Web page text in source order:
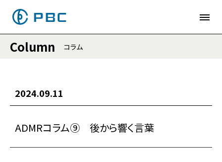
Column コラム
2024.09.11
ADMRコラム⑨ 後から響く言葉